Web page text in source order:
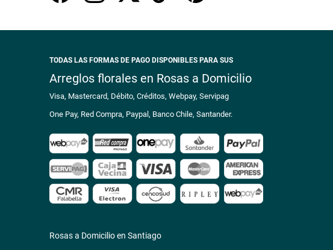
TODAS LAS FORMAS DE PAGO DISPONIBLES PARA SUS
Arreglos florales en Rosas a Domicilio
Visa, Mastercard, Débito, Créditos, Webpay, Servipag
One Pay, Red Compra, Paypal, Banco Chile, Santander.
Rosas a Domicilio en Santiago